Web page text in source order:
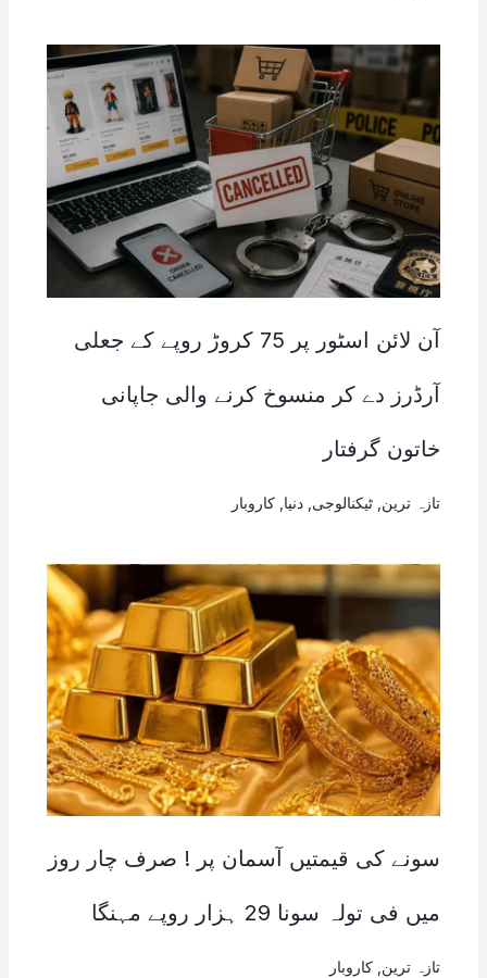
آن لائن اسٹور پر 75 کروڑ روپے کے جعلی
آرڈرز دے کر منسوخ کرنے والی جاپانی
خاتون گرفتار
تازہ ترین ٹیکنالوجی دنیا کاروبار
سونے کی قیمتیں آسمان پر ! صرف چار روز
میں فی تولہ سونا 29 ہزار روپے مہنگا
تازہ ترین کاروبار